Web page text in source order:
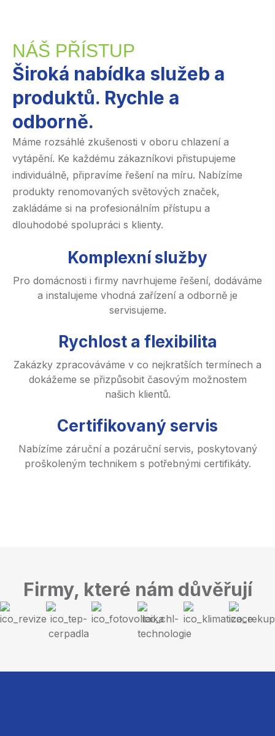
NÁŠ PŘÍSTUP
Široká nabídka služeb a
produktů. Rychle a
odborně.
Máme rozsáhlé zkušenosti v oboru chlazení a
vytápění. Ke každému zákazníkovi přistupujeme
individuálně, připravíme řešení na míru. Nabízíme
produkty renomovaných světových značek,
zakládáme si na profesionálním přístupu a
dlouhodobé spolupráci s klienty.
Komplexní služby
Pro domácnosti i firmy navrhujeme řešení, dodáváme
a instalujeme vhodná zařízení a odborně je
servisujeme.
Rychlost a flexibilita
Zakázky zpracováváme v co nejkratších termínech a
dokážeme se přizpůsobit časovým možnostem
našich klientů.
Certifikovaný servis
Nabízíme záruční a pozáruční servis, poskytovaný
proškoleným technikem s potřebnými certifikáty.
Firmy, které nám důvěřují